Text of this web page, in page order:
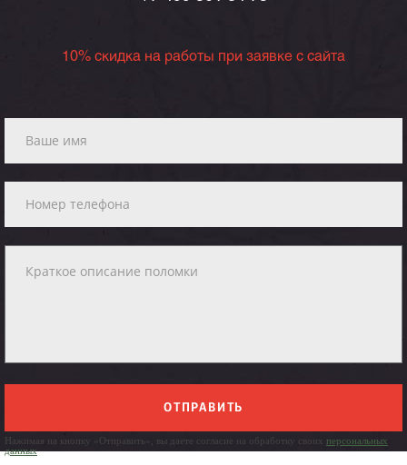
10% скидка на работы при заявке с сайта
ОТПРАВИТЬ
Нажимая на кнопку «Отправить», вы даете согласие на обработку своих персональных
данных